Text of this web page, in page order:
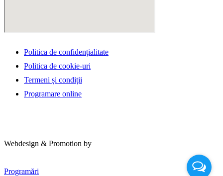
Politica de confidențialitate
Politica de cookie-uri
Termeni și condiții
Programare online
Webdesign & Promotion by
Programări